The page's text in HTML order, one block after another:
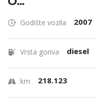
Godište vozila 2007
Vrsta goriva diesel
km 218.123